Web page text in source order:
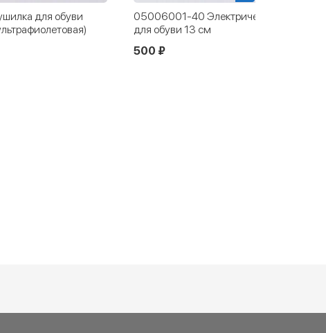
для обуви
05006001-40 Электрическая сушилка
для обуви 13 см
500 ₽